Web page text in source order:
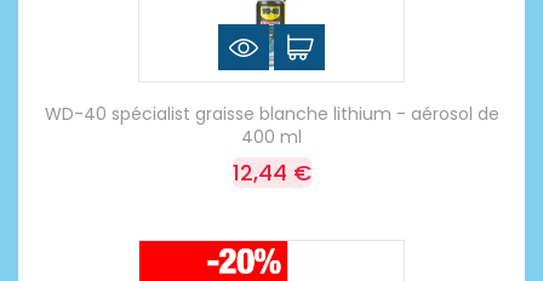
WD-40 spécialist graisse blanche lithium - aérosol de
400 ml
12,44 €